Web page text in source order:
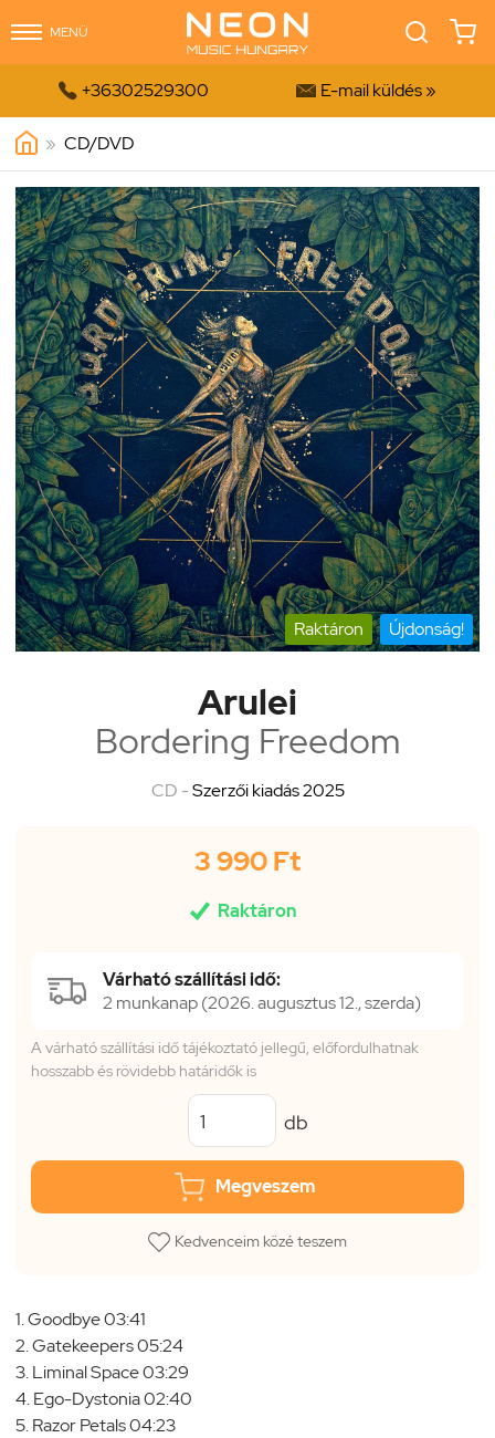
MENÜ
 +36302529300  E-mail küldés »
» CD/DVD
Raktáron Újdonság!
Arulei
Bordering Freedom
CD -Szerzői kiadás 2025
3 990 Ft
 Raktáron
Várható szállítási idő:
2 munkanap (2026. augusztus 12., szerda)
A várható szállítási idő tájékoztató jellegű, előfordulhatnak
hosszabb és rövidebb határidők is
db
Megveszem
Kedvenceim közé teszem
1. Goodbye 03:41
2. Gatekeepers 05:24
3. Liminal Space 03:29
4. Ego-Dystonia 02:40
5. Razor Petals 04:23